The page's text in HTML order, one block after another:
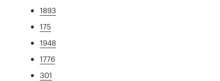
1893
175
1948
1776
301